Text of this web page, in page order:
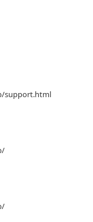
support.html